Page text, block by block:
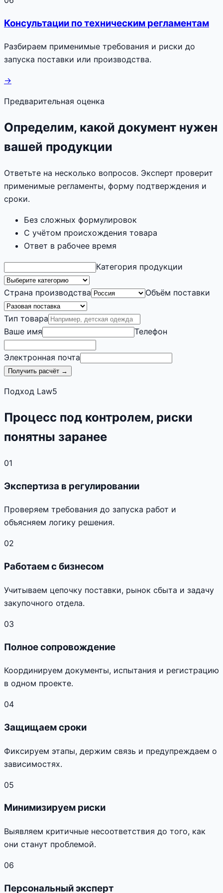
Консультации по техническим регламентам
Разбираем применимые требования и риски до
запуска поставки или производства.
→
Предварительная оценка
Определим, какой документ нужен
вашей продукции
Ответьте на несколько вопросов. Эксперт проверит
применимые регламенты, форму подтверждения и
сроки.
Без сложных формулировок
С учётом происхождения товара
Ответ в рабочее время
Категория продукции
Страна производства Объём поставки
Тип товара
Ваше имя
Телефон
Электронная почта
Получить расчёт →
Подход Law5
Процесс под контролем, риски
понятны заранее
01
Экспертиза в регулировании
Проверяем требования до запуска работ и
объясняем логику решения.
02
Работаем с бизнесом
Учитываем цепочку поставки, рынок сбыта и задачу
закупочного отдела.
03
Полное сопровождение
Координируем документы, испытания и регистрацию
в одном проекте.
04
Защищаем сроки
Фиксируем этапы, держим связь и предупреждаем о
зависимостях.
05
Минимизируем риски
Выявляем критичные несоответствия до того, как
они станут проблемой.
06
Персональный эксперт